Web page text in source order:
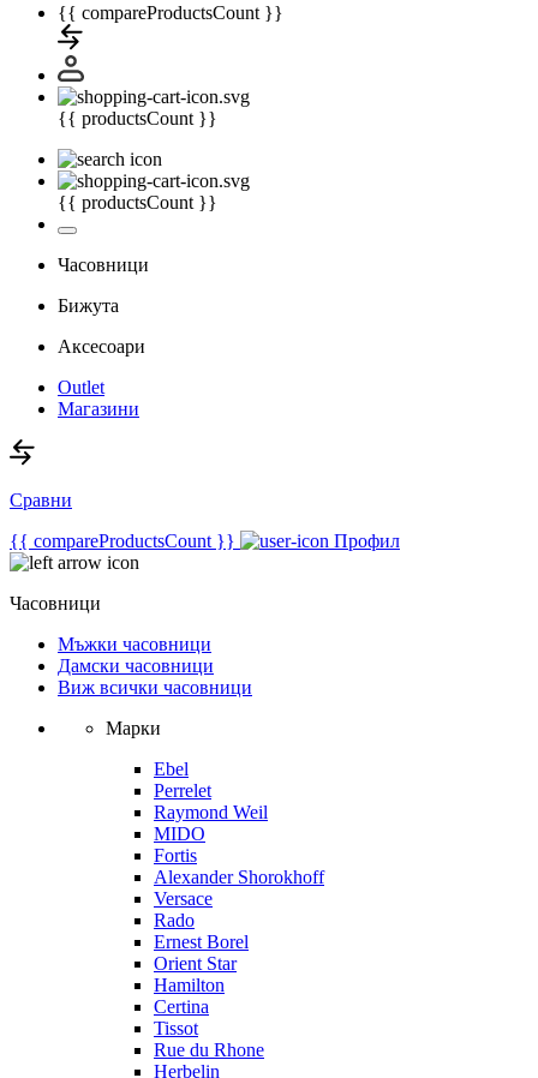
{{ compareProductsCount }}
{{ productsCount }}
{{ productsCount }}
Часовници
Бижута
Аксесоари
Outlet
Магазини
Сравни
{{ compareProductsCount }}
Профил
Часовници
Мъжки часовници
Дамски часовници
Виж всички часовници
Марки
Ebel
Perrelet
Raymond Weil
MIDO
Fortis
Alexander Shorokhoff
Versace
Rado
Ernest Borel
Orient Star
Hamilton
Certina
Tissot
Rue du Rhone
Herbelin